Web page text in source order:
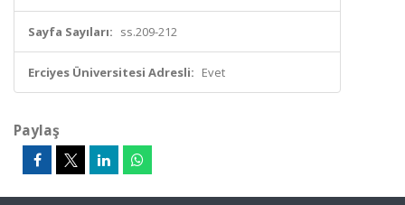
Sayfa Sayıları: ss.209-212
Erciyes Üniversitesi Adresli: Evet
Paylaş